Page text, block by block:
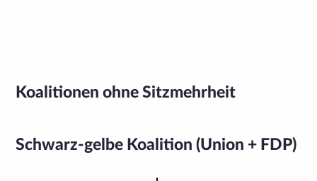
Koalitionen ohne Sitzmehrheit
Schwarz-gelbe Koalition (Union + FDP)